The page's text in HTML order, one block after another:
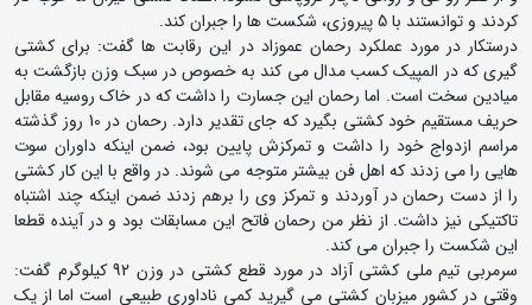
کردند و توانستند با 5 پیروزی، شکست ها را جبران کند.
درستکار در مورد عملکرد رحمان عموزاد در این رقابت ها گفت: برای کشتی
گیری که در المپیک کسب مدال می کند به خصوص در سبک وزن بازگشت به
میادین سخت است. اما رحمان این جسارت را داشت که در خاک روسیه مقابل
حریف مستقیم خود کشتی بگیرد که جای تقدیر دارد. رحمان در 10 روز گذشته
مراسم ازدواج خود را داشت و تمرکزش پایین بود، ضمن اینکه داوران سوت
هایی را می زدند که اهل فن بیشتر متوجه می شوند. در واقع با این کار کشتی
را از دست رحمان در آوردند و تمرکز وی را برهم زدند ضمن اینکه چند اشتباه
تاکتیکی نیز داشت. از نظر من رحمان فاتح این مسابقات بود و در آینده قطعا
این شکست را جبران می کند.
سرمربی تیم ملی کشتی آزاد در مورد قطع کشتی در وزن 92 کیلوگرم گفت:
وقتی در کشور میزبان کشتی می گیرید کمی ناداوری طبیعی است اما از یک